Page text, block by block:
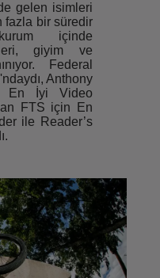
gelen isimleri
fazla bir süredir
içinde
giyim ve
Federal
Anthony
En İyi Video
FTS için En
ile Reader’s